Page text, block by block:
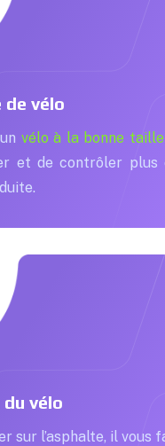
de vélo
vélo à la bonne taille
et de contrôler plus
du vélo
sur l’asphalte, il vous